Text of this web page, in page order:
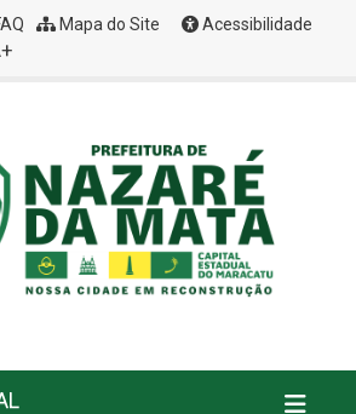
Mapa do Site
Acessibilidade